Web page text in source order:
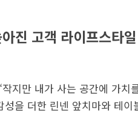
진 고객 라이프스타
지만 내가 사는 공간에 가치
을 더한 린넨 앞치마와 테